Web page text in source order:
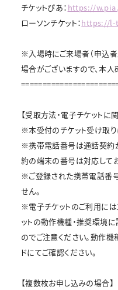
チケットぴあ： https://
ローソンチケット：https://l-
※入場時にご来場者（申込
場合がございますので、本人
【受取方法・電子チケットに
※本受付のチケット受け取り
※携帯電話番号は通話契約
約の端末の番号は対応して
※ご登録された携帯電話番
せん。
※電子チケットのご利用には
ットの動作機種・推奨環境
のでご注意ください。動作
ドにてご確認ください。
【複数枚お申し込みの場合】